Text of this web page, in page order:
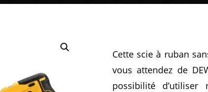
Cette scie à ruban
vous attendez de
possibilité d’utiliser